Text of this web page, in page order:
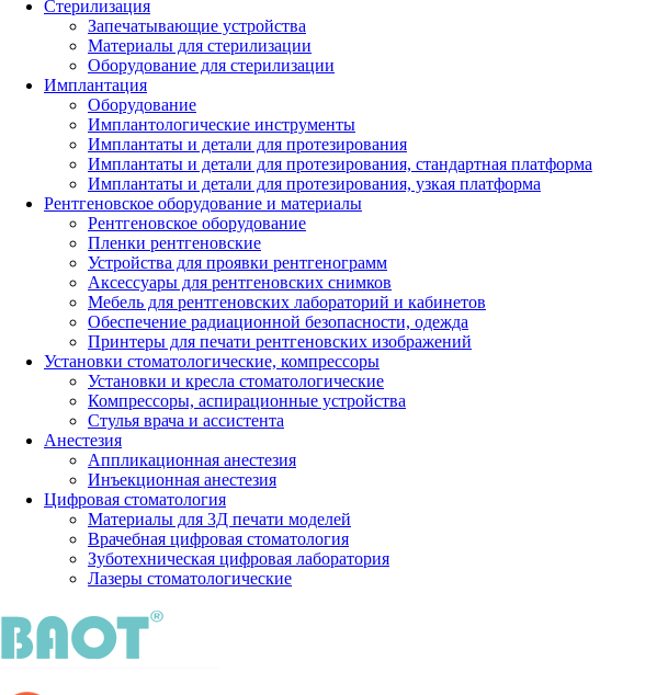
Стерилизация
Запечатывающие устройства
Материалы для стерилизации
Оборудование для стерилизации
Имплантация
Оборудование
Имплантологические инструменты
Имплантаты и детали для протезирования
Имплантаты и детали для протезирования, стандартная платформа
Имплантаты и детали для протезирования, узкая платформа
Рентгеновское оборудование и материалы
Рентгеновское оборудование
Пленки рентгеновские
Устройства для проявки рентгенограмм
Аксессуары для рентгеновских снимков
Мебель для рентгеновских лабораторий и кабинетов
Обеспечение радиационной безопасности, одежда
Принтеры для печати рентгеновских изображений
Установки стоматологические, компрессоры
Установки и кресла стоматологические
Компрессоры, аспирационные устройства
Стулья врача и ассистента
Анестезия
Аппликационная анестезия
Инъекционная анестезия
Цифровая стоматология
Материалы для 3Д печати моделей
Врачебная цифровая стоматология
Зуботехническая цифровая лаборатория
Лазеры стоматологические